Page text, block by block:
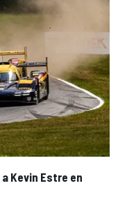
Kevin Estre en